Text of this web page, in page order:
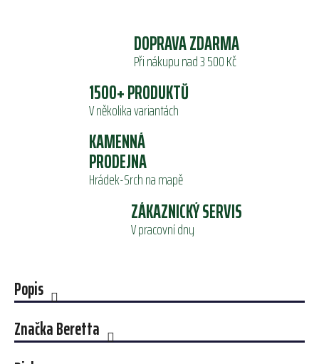
DOPRAVA ZDARMA
Při nákupu nad 3 500 Kč
1500+ PRODUKTŮ
V několika variantách
KAMENNÁ
PRODEJNA
Hrádek-Srch na mapě
ZÁKAZNICKÝ SERVIS
V pracovní dny
Popis
ZnačkaBeretta